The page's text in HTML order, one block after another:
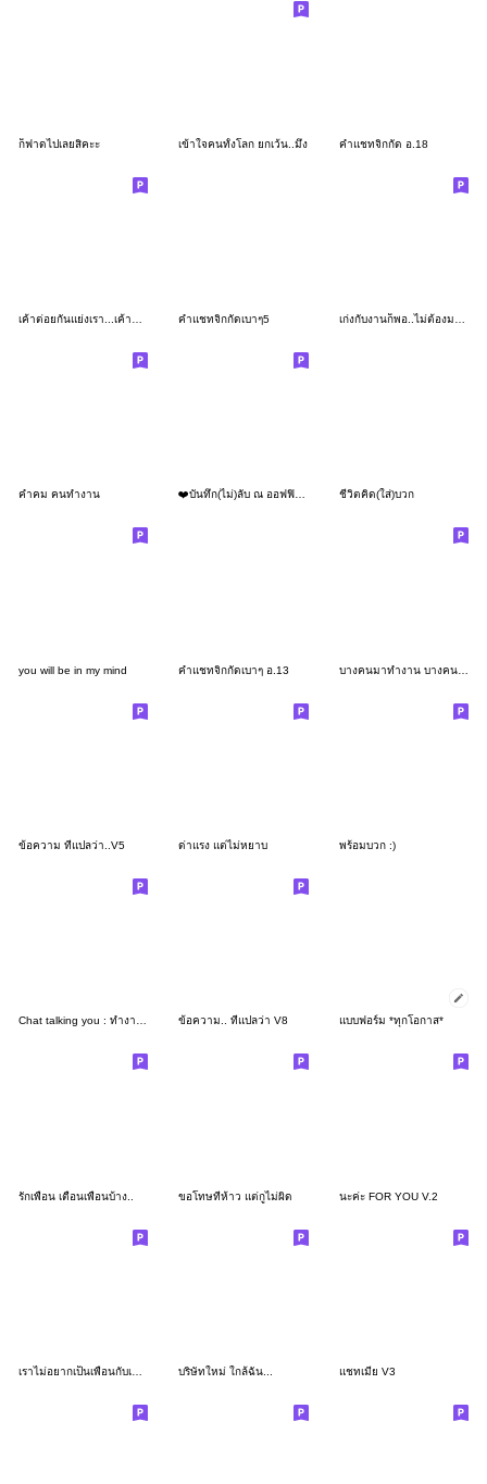
ก็ฟาดไปเลยสิคะะ เข้าใจคนทั้งโลก ยกเว้น..มึง คำแชทจิกกัด อ.18
คำแชทจิกกัดเบาๆ5
คำคม คนทำงาน ❤️บันทึก(ไม่)ลับ ณ ออฟฟิศแห่งหนึ่ง❤️03 ชีวิตคิด(ใส่)บวก
you will be in my mind คำแชทจิกกัดเบาๆ อ.13 บางคนมาทำงาน บางคนมาทำไม...
ข้อความ ที่แปลว่า..V5 ด่าแรง แต่ไม่หยาบ พร้อมบวก :)
Chat talking you : ทำงานนนนน ข้อความ.. ที่แปลว่า V8 แบบฟอร์ม *ทุกโอกาส*
รักเพื่อน เตือนเพื่อนบ้าง.. ขอโทษที่ห้าว แต่กูไม่ผิด นะค่ะ FOR YOU V.2
บริษัทใหม่ ใกล้ฉัน... แชทเมีย V3